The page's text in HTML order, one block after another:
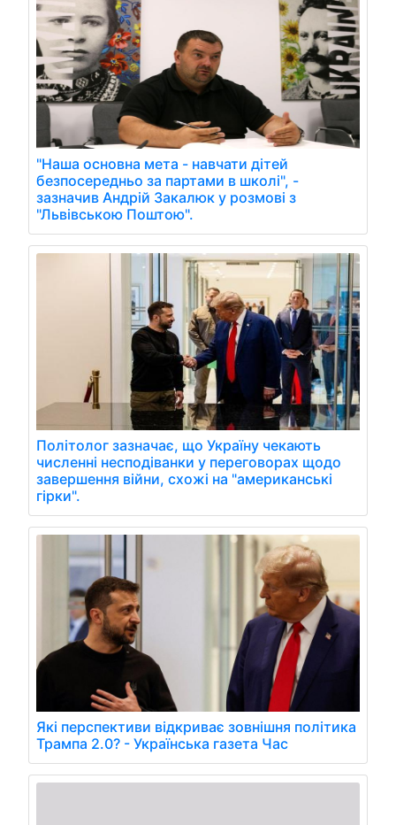
"Наша основна мета - навчати дітей
безпосередньо за партами в школі", -
зазначив Андрій Закалюк у розмові з
"Львівською Поштою".
Політолог зазначає, що Україну чекають
численні несподіванки у переговорах щодо
завершення війни, схожі на "американські
гірки".
Які перспективи відкриває зовнішня політика
Трампа 2.0? - Українська газета Час